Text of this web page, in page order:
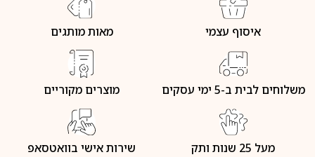
איסוף עצמי מאות מותגים
משלוחים לבית ב-5 ימי עסקים מוצרים מקוריים
מעל 25 שנות ותק שירות אישי בוואטסאפ